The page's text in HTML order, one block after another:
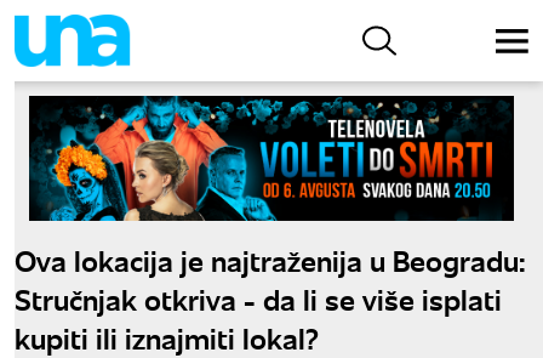
Ova lokacija je najtraženija u Beogradu:
Stručnjak otkriva - da li se više isplati
kupiti ili iznajmiti lokal?